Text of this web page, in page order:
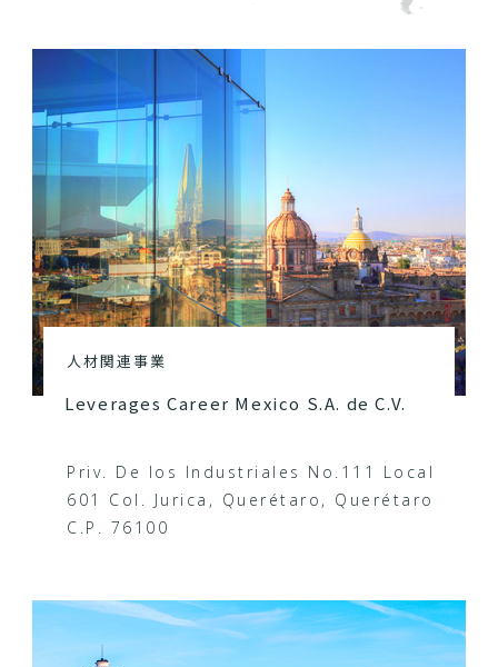
人材関連事業
Leverages Career Mexico S.A. de C.V.
Priv. De los Industriales No.111 Local
601 Col. Jurica, Querétaro, Querétaro
C.P. 76100